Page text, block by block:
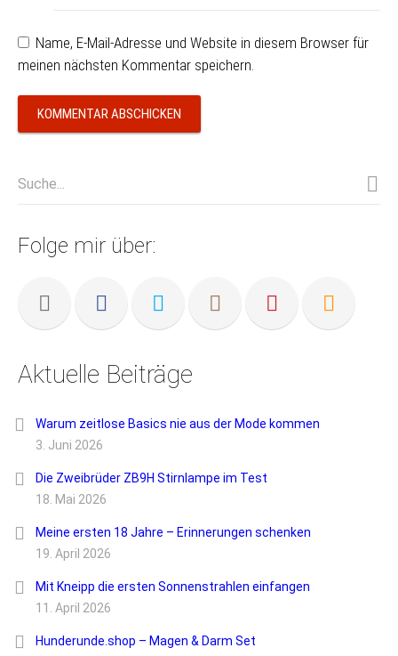
Name, E-Mail-Adresse und Website in diesem Browser für
meinen nächsten Kommentar speichern.
Folge mir über:
Aktuelle Beiträge
Warum zeitlose Basics nie aus der Mode kommen
3. Juni 2026
Die Zweibrüder ZB9H Stirnlampe im Test
18. Mai 2026
Meine ersten 18 Jahre – Erinnerungen schenken
19. April 2026
Mit Kneipp die ersten Sonnenstrahlen einfangen
11. April 2026
Hunderunde.shop – Magen & Darm Set